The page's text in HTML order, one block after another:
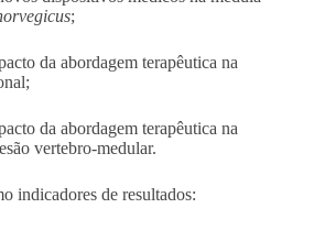
;
da abordagem terapêutica na
da abordagem terapêutica na
vertebro-medular.
indicadores de resultados: